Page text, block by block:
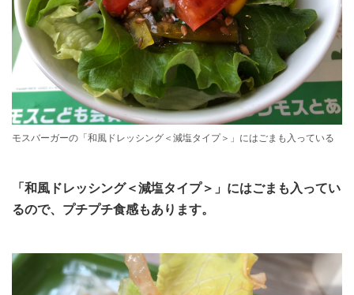
モスバーガーの「和風ドレッシング＜減塩タイプ＞」にはごまも入っている
「和風ドレッシング＜減塩タイプ＞」にはごまも入ってい
るので、プチプチ食感もあります。